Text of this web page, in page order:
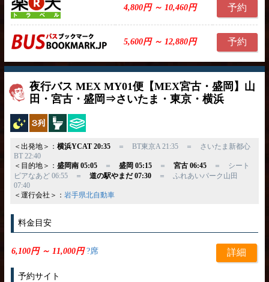
4,800円 ～ 10,460円 予約
5,600円 ～ 12,880円 予約
夜行バス MEX MY01便【MEX宮古・盛岡】山
田・宮古・盛岡⇒さいたま・東京・横浜
夜行バス独立3列トイレ付
＜出発地＞： 横浜YCAT 20:35＝ BT東京A 21:35 ＝ さいたま新都心
BT 22:40
＜目的地＞： 盛岡南 05:05＝ 盛岡 05:15＝ 宮古 06:45＝ シート
ピアなあど 06:55 ＝ 道の駅やまだ 07:30＝ ふれあいパーク山田
07:40
＜運行会社＞： 岩手県北自動車
料金目安
6,100円 ～ 11,000円?席 詳細
予約サイト